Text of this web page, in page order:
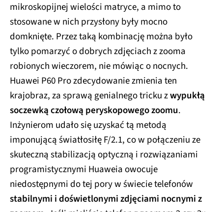
mikroskopijnej wielości matryce, a mimo to
stosowane w nich przysłony były mocno
domknięte. Przez taką kombinację można było
tylko pomarzyć o dobrych zdjęciach z zooma
robionych wieczorem, nie mówiąc o nocnych.
Huawei P60 Pro zdecydowanie zmienia ten
krajobraz, za sprawą genialnego tricku zwypukłą
soczewką czołową peryskopowego zoomu.
Inżynierom udało się uzyskać tą metodą
imponującą światłosiłę F/2.1, co w połączeniu ze
skuteczną stabilizacją optyczną i rozwiązaniami
programistycznymi Huaweia owocuje
niedostępnymi do tej pory w świecie telefonów
stabilnymi i doświetlonymi zdjęciami nocnymi z